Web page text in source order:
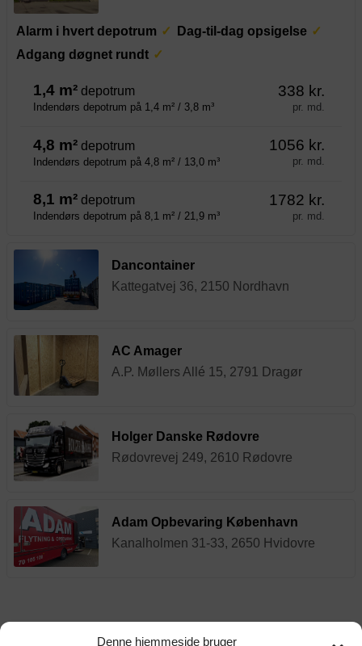
Denne hjemmeside bruger
Alarm i hvert depotrum
Dag-til-dag opsigelse
Adgang døgnet rundt
1,4 m² depotrum
Indendørs depotrum på 1,4 m² / 3,8 m³
338 kr.
pr. md.
4,8 m² depotrum
Indendørs depotrum på 4,8 m² / 13,0 m³
1056 kr.
pr. md.
8,1 m² depotrum
Indendørs depotrum på 8,1 m² / 21,9 m³
1782 kr.
pr. md.
Dancontainer
Kattegatvej 36, 2150 Nordhavn
AC Amager
A.P. Møllers Allé 15, 2791 Dragør
Holger Danske Rødovre
Rødovrevej 249, 2610 Rødovre
Adam Opbevaring København
Kanalholmen 31-33, 2650 Hvidovre